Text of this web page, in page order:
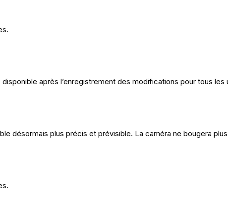
après l’enregistrement des modifications pour tous les
désormais plus précis et prévisible. La caméra ne bougera